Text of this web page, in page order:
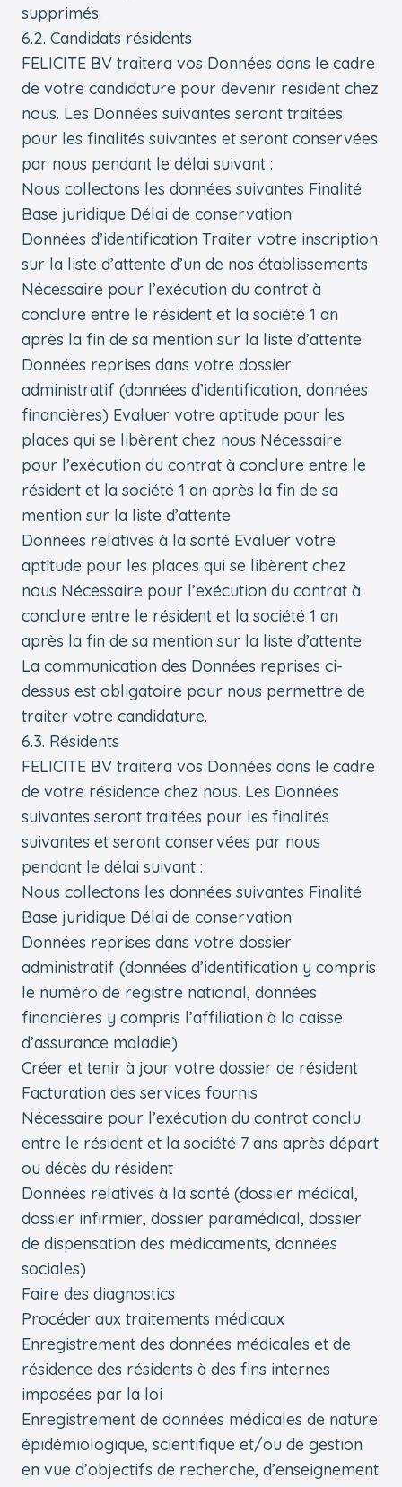
supprimés.
6.2. Candidats résidents
FELICITE BV traitera vos Données dans le cadre
de votre candidature pour devenir résident chez
nous. Les Données suivantes seront traitées
pour les finalités suivantes et seront conservées
par nous pendant le délai suivant :
Nous collectons les données suivantes Finalité
Base juridique Délai de conservation
Données d’identification Traiter votre inscription
sur la liste d’attente d’un de nos établissements
Nécessaire pour l’exécution du contrat à
conclure entre le résident et la société 1 an
après la fin de sa mention sur la liste d’attente
Données reprises dans votre dossier
administratif (données d’identification, données
financières) Evaluer votre aptitude pour les
places qui se libèrent chez nous Nécessaire
pour l’exécution du contrat à conclure entre le
résident et la société 1 an après la fin de sa
mention sur la liste d’attente
Données relatives à la santé Evaluer votre
aptitude pour les places qui se libèrent chez
nous Nécessaire pour l’exécution du contrat à
conclure entre le résident et la société 1 an
après la fin de sa mention sur la liste d’attente
La communication des Données reprises ci-
dessus est obligatoire pour nous permettre de
traiter votre candidature.
6.3. Résidents
FELICITE BV traitera vos Données dans le cadre
de votre résidence chez nous. Les Données
suivantes seront traitées pour les finalités
suivantes et seront conservées par nous
pendant le délai suivant :
Nous collectons les données suivantes Finalité
Base juridique Délai de conservation
Données reprises dans votre dossier
administratif (données d’identification y compris
le numéro de registre national, données
financières y compris l’affiliation à la caisse
d’assurance maladie)
Créer et tenir à jour votre dossier de résident
Facturation des services fournis
Nécessaire pour l’exécution du contrat conclu
entre le résident et la société 7 ans après départ
ou décès du résident
Données relatives à la santé (dossier médical,
dossier infirmier, dossier paramédical, dossier
de dispensation des médicaments, données
sociales)
Faire des diagnostics
Procéder aux traitements médicaux
Enregistrement des données médicales et de
résidence des résidents à des fins internes
imposées par la loi
Enregistrement de données médicales de nature
épidémiologique, scientifique et/ou de gestion
en vue d’objectifs de recherche, d’enseignement